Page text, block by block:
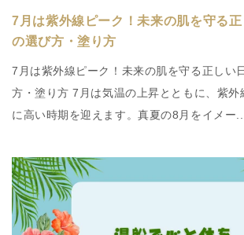
7月は紫外線ピーク！未来の肌を守る
の選び方・塗り方
7月は紫外線ピーク！未来の肌を守る正しい
方・塗り方 7月は気温の上昇とともに、紫外
に高い時期を迎えます。真夏の8月をイメー...